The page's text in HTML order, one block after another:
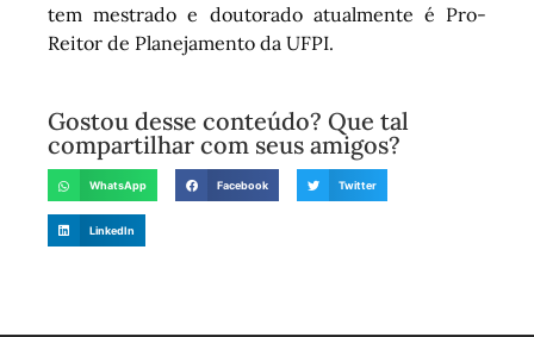
tem mestrado e doutorado atualmente é Pro-
Reitor de Planejamento da UFPI.
Gostou desse conteúdo? Que tal
compartilhar com seus amigos?
WhatsApp Facebook Twitter
LinkedIn